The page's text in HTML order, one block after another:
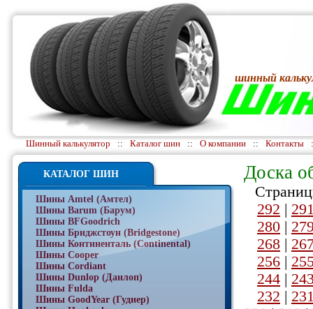
шинный
Шинный калькулятор :: Каталог шин :: О компании :: Контакты
КАТАЛОГ ШИН
Шины Amtel (Амтел)
Шины Barum (Барум)
Шины BFGoodrich
Шины Бриджстоун (Bridgestone)
Шины Континенталь (Continental)
Шины Cooper
Шины Cordiant
Шины Dunlop (Данлоп)
Шины Fulda
Шины GoodYear (Гудиер)
Доска
292 |
280 |
268 |
256 |
244 |
232 |